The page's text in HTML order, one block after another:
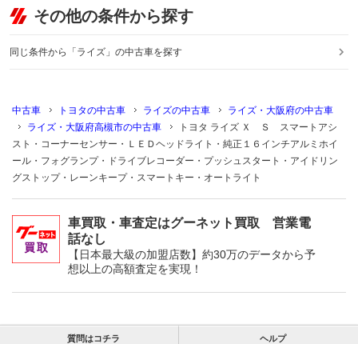
その他の条件から探す
同じ条件から「ライズ」の中古車を探す
中古車 トヨタの中古車 ライズの中古車
ライズ・大阪府の中古車
ライズ・大阪府高槻市の中古車
トヨタ ライズ Ｘ Ｓ スマートアシ
スト・コーナーセンサー・ＬＥＤヘッドライト・純正１６インチアルミホイ
ール・フォグランプ・ドライブレコーダー・プッシュスタート・アイドリン
グストップ・レーンキープ・スマートキー・オートライト
車買取・車査定はグーネット買取 営業電
話なし
【日本最大級の加盟店数】約30万のデータから予
想以上の高額査定を実現！
質問はコチラ ヘルプ